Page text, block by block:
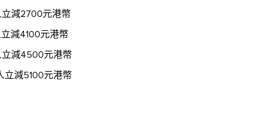
減2700元港幣
減4100元港幣
減4500元港幣
減5100元港幣